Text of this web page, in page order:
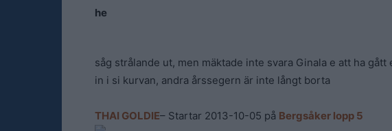
såg strålande ut, men mäktade inte svara Ginala e att ha gått
in i si kurvan, andra årssegern är inte långt borta
THAI GOLDIE– Startar 2013-10-05 på Bergsåker lopp 5